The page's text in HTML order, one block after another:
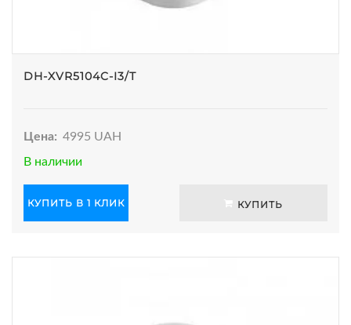
DH-XVR5104C-I3/T
Цена: 4995 UAH
В наличии
КУПИТЬ В 1 КЛИК КУПИТЬ